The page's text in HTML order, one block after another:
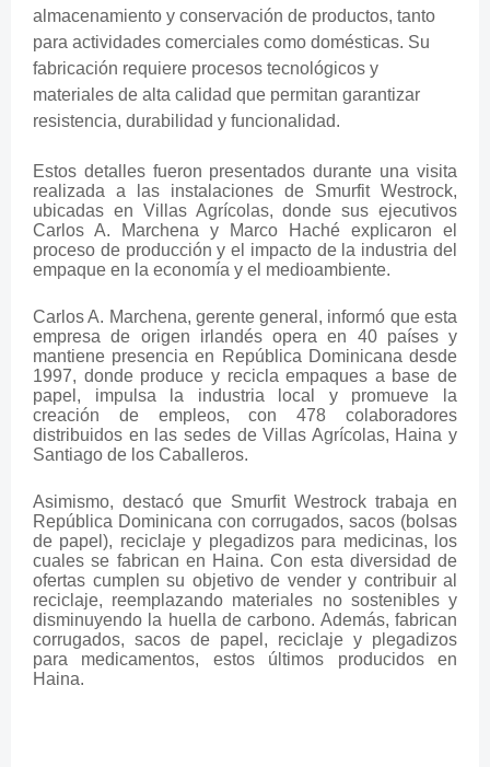
almacenamiento y conservación de productos, tanto
para actividades comerciales como domésticas. Su
fabricación requiere procesos tecnológicos y
materiales de alta calidad que permitan garantizar
resistencia, durabilidad y funcionalidad.
Estos detalles fueron presentados durante una visita
realizada a las instalaciones de Smurfit Westrock,
ubicadas en Villas Agrícolas, donde sus ejecutivos
Carlos A. Marchena y Marco Haché explicaron el
proceso de producción y el impacto de la industria del
empaque en la economía y el medioambiente.
Carlos A. Marchena, gerente general, informó que esta
empresa de origen irlandés opera en 40 países y
mantiene presencia en República Dominicana desde
1997, donde produce y recicla empaques a base de
papel, impulsa la industria local y promueve la
creación de empleos, con 478 colaboradores
distribuidos en las sedes de Villas Agrícolas, Haina y
Santiago de los Caballeros.
Asimismo, destacó que Smurfit Westrock trabaja en
República Dominicana con corrugados, sacos (bolsas
de papel), reciclaje y plegadizos para medicinas, los
cuales se fabrican en Haina. Con esta diversidad de
ofertas cumplen su objetivo de vender y contribuir al
reciclaje, reemplazando materiales no sostenibles y
disminuyendo la huella de carbono. Además, fabrican
corrugados, sacos de papel, reciclaje y plegadizos
para medicamentos, estos últimos producidos en
Haina.